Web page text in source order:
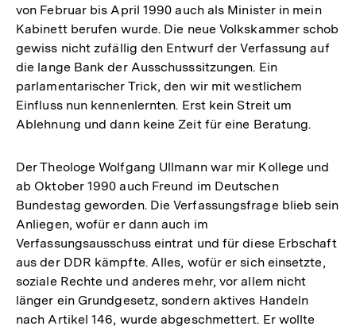
von Februar bis April 1990 auch als Minister in mein
Kabinett berufen wurde. Die neue Volkskammer schob
gewiss nicht zufällig den Entwurf der Verfassung auf
die lange Bank der Ausschusssitzungen. Ein
parlamentarischer Trick, den wir mit westlichem
Einfluss nun kennenlernten. Erst kein Streit um
Ablehnung und dann keine Zeit für eine Beratung.
Der Theologe Wolfgang Ullmann war mir Kollege und
ab Oktober 1990 auch Freund im Deutschen
Bundestag geworden. Die Verfassungsfrage blieb sein
Anliegen, wofür er dann auch im
Verfassungsausschuss eintrat und für diese Erbschaft
aus der DDR kämpfte. Alles, wofür er sich einsetzte,
soziale Rechte und anderes mehr, vor allem nicht
länger ein Grundgesetz, sondern aktives Handeln
nach Artikel 146, wurde abgeschmettert. Er wollte